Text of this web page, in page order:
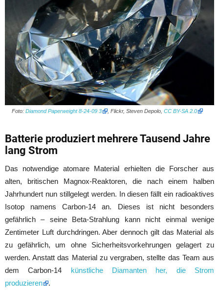
Foto: Diamond Paperweight 8-24-09 3 , Flickr, Steven Depolo, CC BY-SA 2.0
Batterie produziert mehrere Tausend Jahre
lang Strom
Das notwendige atomare Material erhielten die Forscher aus
alten, britischen Magnox-Reaktoren, die nach einem halben
Jahrhundert nun stillgelegt werden. In diesen fällt ein radioaktives
Isotop namens Carbon-14 an. Dieses ist nicht besonders
gefährlich – seine Beta-Strahlung kann nicht einmal wenige
Zentimeter Luft durchdringen. Aber dennoch gilt das Material als
zu gefährlich, um ohne Sicherheitsvorkehrungen gelagert zu
werden. Anstatt das Material zu vergraben, stellte das Team aus
dem Carbon-14 künstliche Diamanten her, die Strom
produzieren
.